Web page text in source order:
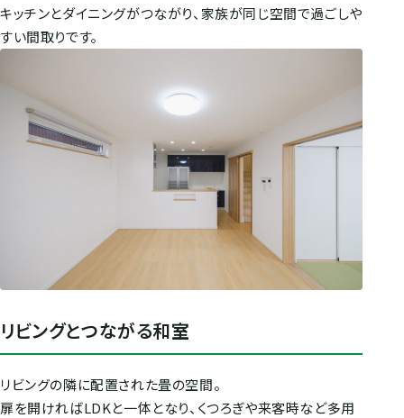
キッチンとダイニングがつながり、家族が同じ空間で過ごしや
すい間取りです。
リビングとつながる和室
リビングの隣に配置された畳の空間。
扉を開ければLDKと一体となり、くつろぎや来客時など多用